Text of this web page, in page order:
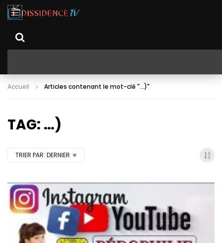
Accueil Articles contenant le mot-clé "…)"
TAG: …)
TRIER PAR: DERNIER